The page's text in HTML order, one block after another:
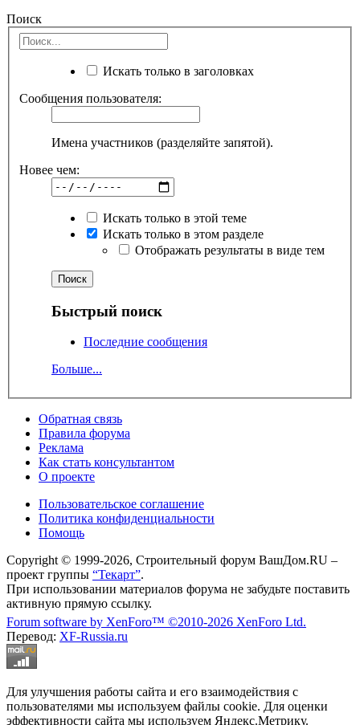
Поиск
Искать только в заголовках
Сообщения пользователя:
Имена участников (разделяйте запятой).
Новее чем:
Искать только в этой теме
Искать только в этом разделе
Отображать результаты в виде тем
Быстрый поиск
Последние сообщения
Больше...
Обратная связь
Правила форума
Реклама
Как стать консультантом
О проекте
Пользовательское соглашение
Политика конфиденциальности
Помощь
Copyright © 1999-2026, Строительный форум ВашДом.RU –
проект группы “Текарт”.
При использовании материалов форума не забудьте поставить
активную прямую ссылку.
Forum software by XenForo™ ©2010-2026 XenForo Ltd.
Перевод: XF-Russia.ru
Для улучшения работы сайта и его взаимодействия с
пользователями мы используем файлы cookie. Для оценки
эффективности сайта мы используем Яндекс.Метрику.